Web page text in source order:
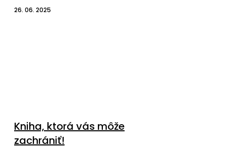
26. 06. 2025
Kniha, ktorá vás môže
zachrániť!